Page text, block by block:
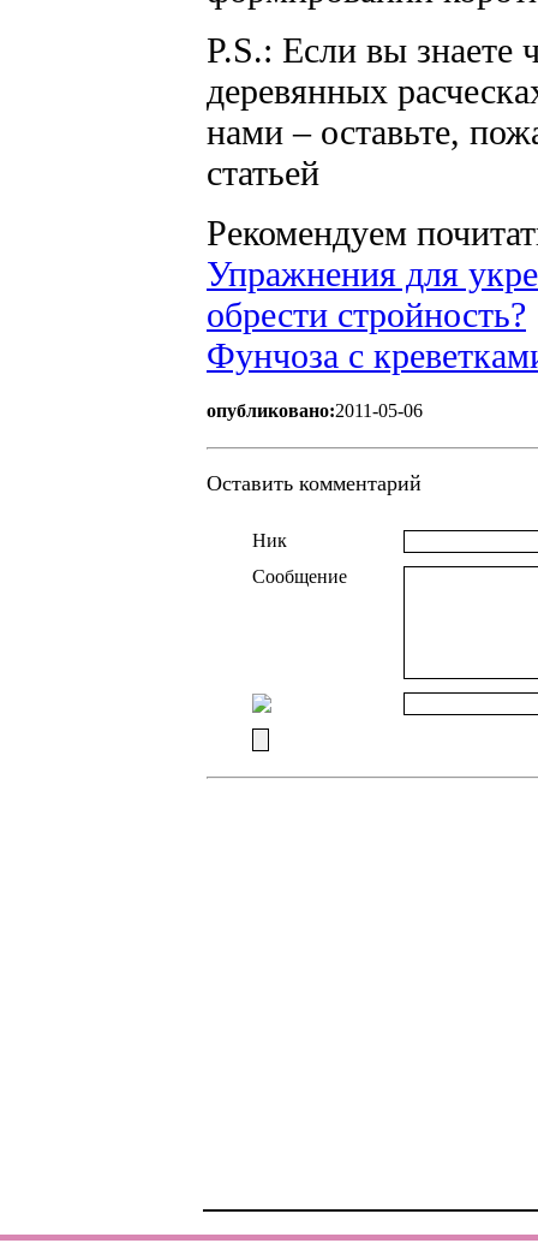
P.S.: Если вы знаете
деревянных
нами – оставьте,
статьей
Рекомендуем
Упражнения для
обрести стройность?
Фунчоза с
опубликовано:2011-05-06
Оставить комментарий
Ник
Сообщение